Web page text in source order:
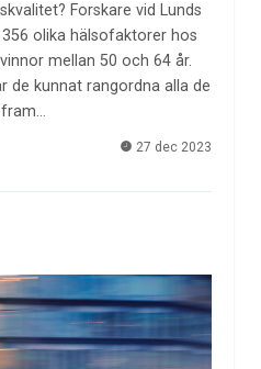
Forskare vid Lunds
olika hälsofaktorer hos
mellan 50 och 64 år.
de kunnat rangordna alla de
27 dec 2023